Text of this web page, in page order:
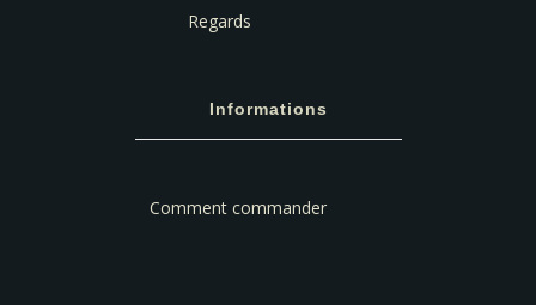
Regards
Informations
Comment commander